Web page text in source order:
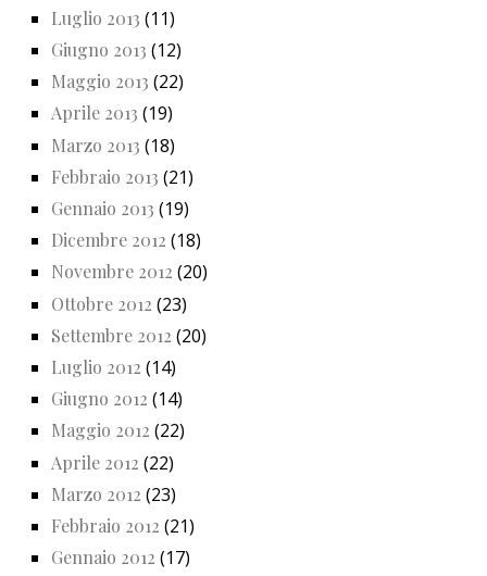
Luglio 2013 (11)
Giugno 2013 (12)
Maggio 2013 (22)
Aprile 2013 (19)
Marzo 2013 (18)
Febbraio 2013 (21)
Gennaio 2013 (19)
Dicembre 2012 (18)
Novembre 2012 (20)
Ottobre 2012 (23)
Settembre 2012 (20)
Luglio 2012 (14)
Giugno 2012 (14)
Maggio 2012 (22)
Aprile 2012 (22)
Marzo 2012 (23)
Febbraio 2012 (21)
Gennaio 2012 (17)